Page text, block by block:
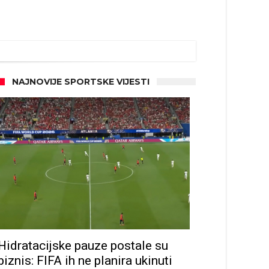
NAJNOVIJE SPORTSKE VIJESTI
pauze postale su
FIFA ih ne planira ukinuti